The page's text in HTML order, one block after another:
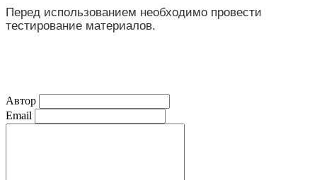
Перед использованием необходимо провести
тестирование материалов.
Автор
Email